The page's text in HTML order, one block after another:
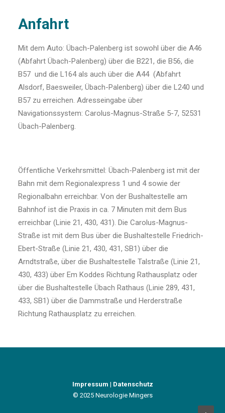
Anfahrt
Mit dem Auto: Übach-Palenberg ist sowohl über die A46
(Abfahrt Übach-Palenberg) über die B221, die B56, die
B57 und die L164 als auch über die A44 (Abfahrt
Alsdorf, Baesweiler, Übach-Palenberg) über die L240 und
B57 zu erreichen. Adresseingabe über
Navigationssystem: Carolus-Magnus-Straße 5-7, 52531
Übach-Palenberg.
Öffentliche Verkehrsmittel: Übach-Palenberg ist mit der
Bahn mit dem Regionalexpress 1 und 4 sowie der
Regionalbahn erreichbar. Von der Bushaltestelle am
Bahnhof ist die Praxis in ca. 7 Minuten mit dem Bus
erreichbar (Linie 21, 430, 431). Die Carolus-Magnus-
Straße ist mit dem Bus über die Bushaltestelle Friedrich-
Ebert-Straße (Linie 21, 430, 431, SB1) über die
Arndtstraße, über die Bushaltestelle Talstraße (Linie 21,
430, 433) über Em Koddes Richtung Rathausplatz oder
über die Bushaltestelle Übach Rathaus (Linie 289, 431,
433, SB1) über die Dammstraße und Herderstraße
Richtung Rathausplatz zu erreichen.
Impressum | Datenschutz
© 2025 Neurologie Mingers